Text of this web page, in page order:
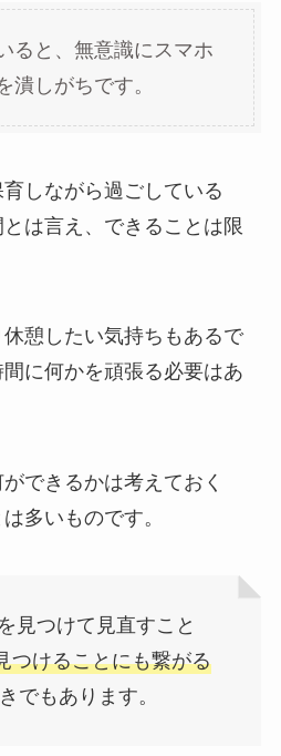
ると、無意識にスマホ
潰しがちです。
しながら過ごしている
は言え、できることは限
憩したい気持ちもあるで
に何かを頑張る必要はあ
できるかは考えておく
多いものです。
見つけて見直すこと
つけることにも繋がる
でもあります。